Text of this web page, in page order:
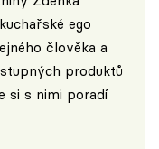
ego
člověka a
produktů
si s nimi poradí